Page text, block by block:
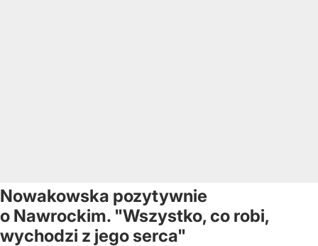
Nowakowska pozytywnie
o Nawrockim. "Wszystko, co robi,
wychodzi z jego serca"